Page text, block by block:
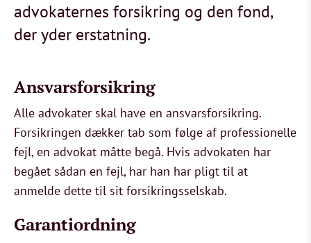
advokaternes forsikring og den fond,
der yder erstatning.
Ansvarsforsikring
Alle advokater skal have en ansvarsforsikring.
Forsikringen dækker tab som følge af professionelle
fejl, en advokat måtte begå. Hvis advokaten har
begået sådan en fejl, har han har pligt til at
anmelde dette til sit forsikringsselskab.
Garantiordning